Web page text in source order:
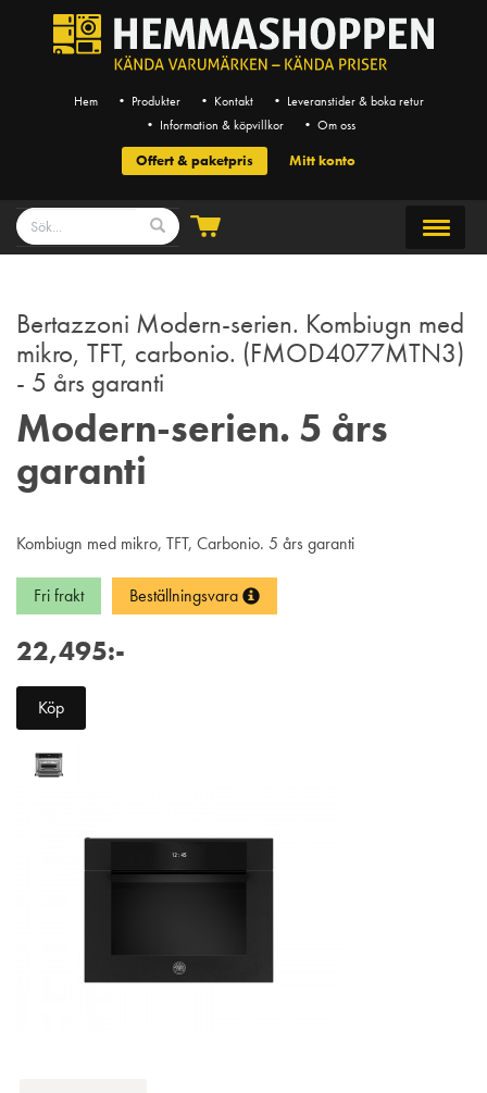
Hem • Produkter • Kontakt
• Leveranstider & boka retur
• Information & köpvillkor
• Om oss
Offert & paketpris Mitt konto
Bertazzoni Modern-serien. Kombiugn med
mikro, TFT, carbonio. (FMOD4077MTN3)
- 5 års garanti
Modern-serien. 5 års
garanti
Kombiugn med mikro, TFT, Carbonio. 5 års garanti
Fri frakt Beställningsvara
22,495:-
Köp